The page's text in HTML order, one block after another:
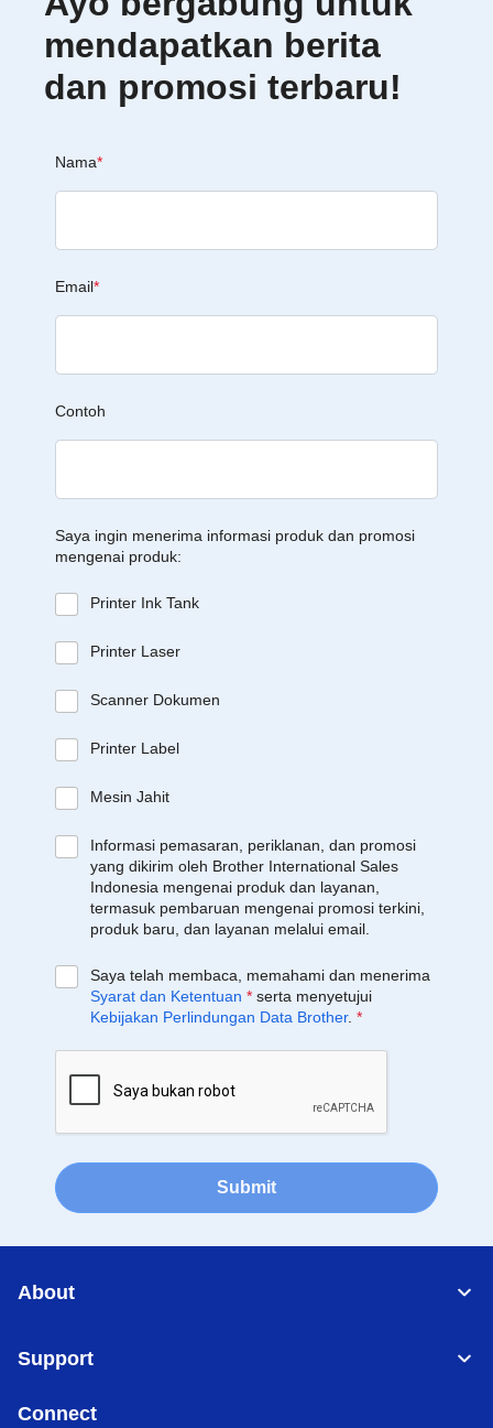
mendapatkan berita
dan promosi terbaru!
Nama*
Email*
Contoh
Saya ingin menerima informasi produk dan promosi
mengenai produk:
Printer Ink Tank
Printer Laser
Scanner Dokumen
Printer Label
Mesin Jahit
Informasi pemasaran, periklanan, dan promosi
yang dikirim oleh Brother International Sales
Indonesia mengenai produk dan layanan,
termasuk pembaruan mengenai promosi terkini,
produk baru, dan layanan melalui email.
Saya telah membaca, memahami dan menerima
Syarat dan Ketentuan * serta menyetujui
Kebijakan Perlindungan Data Brother. *
Submit
About
Support
Connect